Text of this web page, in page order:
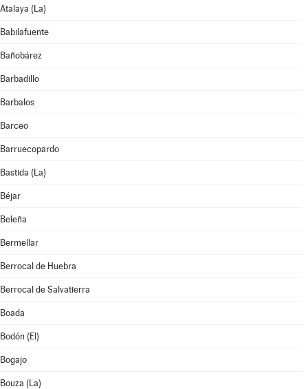
Atalaya (La)
Babilafuente
Bañobárez
Barbadillo
Barbalos
Barceo
Barruecopardo
Bastida (La)
Béjar
Beleña
Bermellar
Berrocal de Huebra
Berrocal de Salvatierra
Boada
Bodón (El)
Bogajo
Bouza (La)